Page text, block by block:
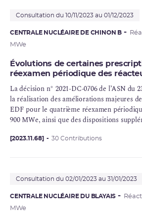
Consultation du 10/11/2023 au 01/12/2023
CENTRALE NUCLÉAIRE DE CHINON B
MWe
Évolutions de certaines
réexamen périodique des
La décision n° 2021-DC-0706 de l’ASN du
la réalisation des améliorations majeures
EDF pour le quatrième réexamen
900 MWe, ainsi que des dispositions
réexamen.
[2023.11.68] 30 Contributions
Consultation du 02/01/2023 au 31/01/2023
CENTRALE NUCLÉAIRE DU BLAYAIS
MWe